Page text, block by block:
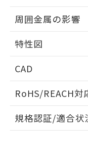
出力段回路図
タイムチャート
相互干渉
A: 45mm以上、B:
周囲金属の影響
周囲金属の影響
特性図
検出物体の大きさと材
CAD
ドすることができ
RoHS/REACH対
EU RoHS 注意事
規格認証/適合状
荷製品に未対
欄に対応日を
既に当社にて
り、2022年1
す。